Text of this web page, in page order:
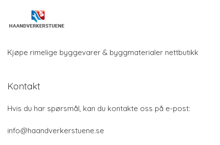
Kjøpe rimelige byggevarer & byggmaterialer nettbutikk
Kontakt
Hvis du har spørsmål, kan du kontakte oss på e-post:
info@haandverkerstuene.se